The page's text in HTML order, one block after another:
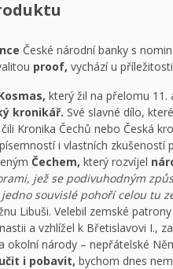
České národní banky s
proof, vychází u příležitosti
který žil na přelomu 11.
kronikář. Své slavné dílo,
čili Kronika Čechů nebo Česká
i vlastních zkušeností
Čechem, který rozvíjel
jež se podivuhodným
souvislé pohoří celou tu
Libuši. Velebil zemské
a vzhlížel k Břetislavovi I.,
okolní národy – nepřátelské
i pobavit, bychom dnes